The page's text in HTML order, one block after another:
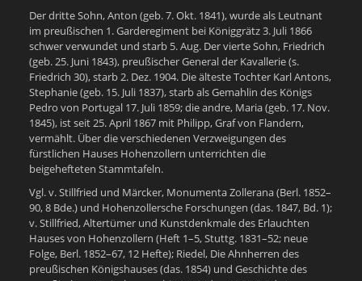
Der dritte Sohn, Anton (geb. 7. Okt. 1841), wurde als Leutnant
im preußischen 1. Garderegiment bei Königgrätz 3. Juli 1866
schwer verwundet und starb 5. Aug. Der vierte Sohn, Friedrich
(geb. 25. Juni 1843), preußischer General der Kavallerie (s.
Friedrich 30), starb 2. Dez. 1904. Die älteste Tochter Karl Antons,
Stephanie (geb. 15. Juli 1837), starb als Gemahlin des Königs
Pedro von Portugal 17. Juli 1859; die andre, Maria (geb. 17. Nov.
1845), ist seit 25. April 1867 mit Philipp, Graf von Flandern,
vermählt. Über die verschiedenen Verzweigungen des
fürstlichen Hauses Hohenzollern unterrichten die
beigehefteten Stammtafeln.
Vgl. v. Stillfried und Märcker, Monumenta Zollerana (Berl. 1852–
90, 8 Bde.) und Hohenzollersche Forschungen (das. 1847, Bd. 1);
v. Stillfried, Altertümer und Kunstdenkmale des Erlauchten
Hauses von Hohenzollern (Heft 1–5, Stuttg. 1831–52; neue
Folge, Berl. 1852–67, 12 Hefte); Riedel, Die Ahnherren des
preußischen Königshauses (das. 1854) und Geschichte des